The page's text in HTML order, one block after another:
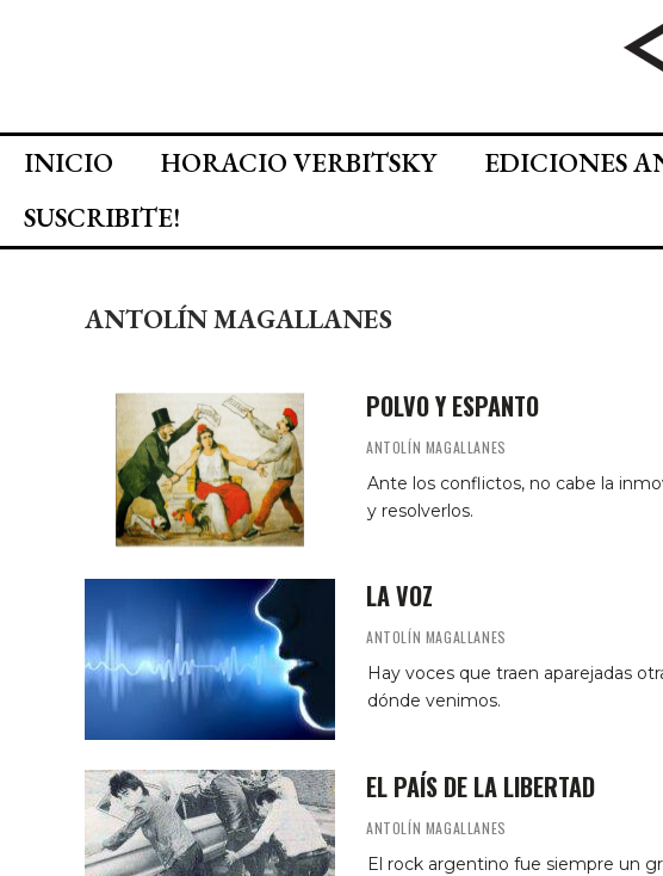
INICIO HORACIO VERBITSKY EDICIONES
SUSCRIBITE!
ANTOLÍN MAGALLANES
POLVO Y ESPANTO
ANTOLÍN MAGALLANES
Ante los conflictos, no cabe la
y resolverlos.
LA VOZ
ANTOLÍN MAGALLANES
Hay voces que traen aparejadas
dónde venimos.
EL PAÍS DE LA LIBERTAD
ANTOLÍN MAGALLANES
El rock argentino fue siempre un